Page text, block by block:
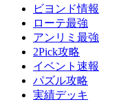
ビヨンド情報
ローテ最強
アンリミ最強
2Pick攻略
イベント速報
パズル攻略
実績デッキ